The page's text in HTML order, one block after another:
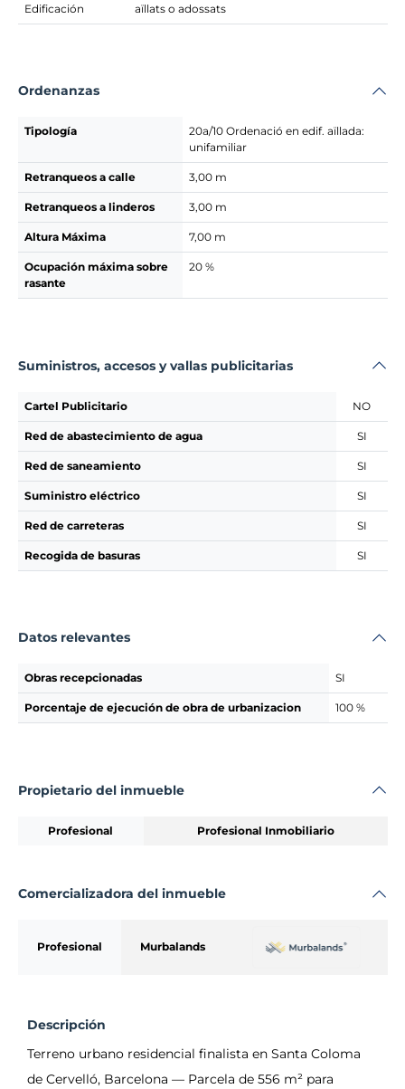
Edificación
aïllats o adossats
Ordenanzas
Tipología
20a/10 Ordenació en edif. aïllada:
unifamiliar
Retranqueos a calle 3,00 m
Retranqueos a linderos 3,00 m
Altura Máxima 7,00 m
Ocupación máxima sobre
rasante
20 %
Suministros, accesos y vallas publicitarias
Cartel Publicitario NO
Red de abastecimiento de agua SI
Red de saneamiento SI
Suministro eléctrico SI
Red de carreteras SI
Recogida de basuras SI
Datos relevantes
Obras recepcionadas SI
Porcentaje de ejecución de obra de urbanizacion 100 %
Propietario del inmueble
Profesional Profesional Inmobiliario
Comercializadora del inmueble
Profesional Murbalands
Descripción